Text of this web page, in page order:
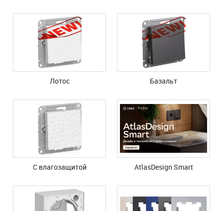
Лотос Базальт
С влагозащитой AtlasDesign Smart